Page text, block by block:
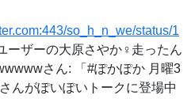
so_h_n_we/status/1
ーザーの大原さやか‍♀️走ったん
さん: 「#ぽかぽか 月曜3
んがぽいぽいトークに登場中